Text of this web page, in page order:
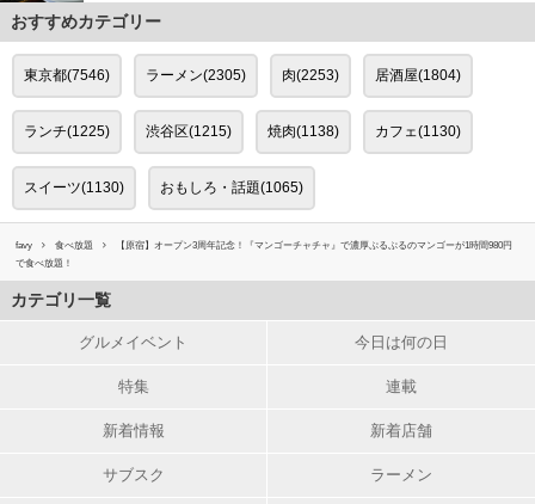
おすすめカテゴリー
東京都(7546) ラーメン(2305) 肉(2253) 居酒屋(1804)
ランチ(1225) 渋谷区(1215) 焼肉(1138) カフェ(1130)
スイーツ(1130) おもしろ・話題(1065)
favy 食べ放題
【原宿】オープン3周年記念！『マンゴーチャチャ』で濃厚ぷるぷるのマンゴーが1時間980円
で食べ放題！
カテゴリ一覧
グルメイベント 今日は何の日
特集 連載
新着情報 新着店舗
サブスク ラーメン